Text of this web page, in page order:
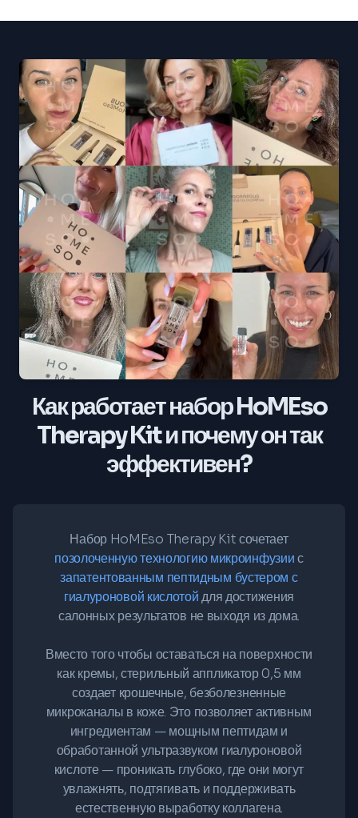
Как работает набор HoMEso
Therapy Kit и почему он так
эффективен?
Набор HoMEso Therapy Kit сочетает
позолоченную технологию микроинфузиис
запатентованным пептидным бустером с
гиалуроновой кислотойдля достижения
салонных результатов не выходя из дома.
Вместо того чтобы оставаться на поверхности
как кремы, стерильный аппликатор 0,5 мм
создает крошечные, безболезненные
микроканалы в коже. Это позволяет активным
ингредиентам — мощным пептидам и
обработанной ультразвуком гиалуроновой
кислоте — проникать глубоко, где они могут
увлажнять, подтягивать и поддерживать
естественную выработку коллагена.